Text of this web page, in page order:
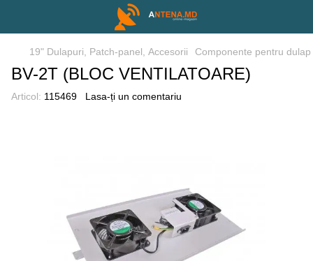
19" Dulapuri, Patch-panel, Аccesorii Componente pentru
BV-2T (BLOC VENTILATOARE)
Articol: 115469 Lasa-ți un comentariu